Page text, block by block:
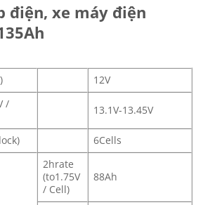
điện, xe máy điện
12V
/
13.1V-13.45V
6Cells
2hrate
(to1.75V
/ Cell)
88Ah